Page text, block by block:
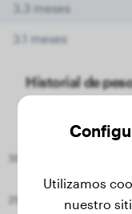
3.3 meses
3.1 meses
Historial de
Utilizamos
nuestro